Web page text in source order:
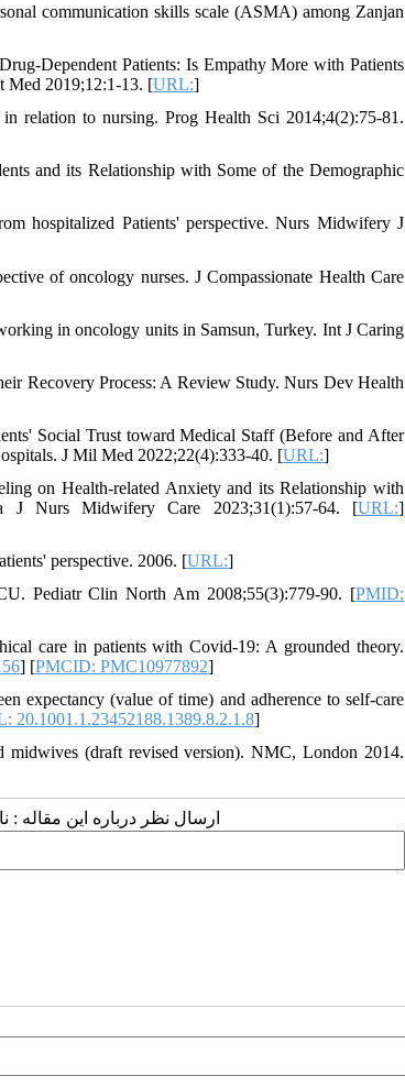
communication skills scale (ASMA) among Zanjan
Dependent Patients: Is Empathy More with Patients
Med 2019;12:1-13. [URL:]
relation to nursing. Prog Health Sci 2014;4(2):75-81.
and its Relationship with Some of the Demographic
hospitalized Patients' perspective. Nurs Midwifery J
of oncology nurses. J Compassionate Health Care
in oncology units in Samsun, Turkey. Int J Caring
Recovery Process: A Review Study. Nurs Dev Health
Social Trust toward Medical Staff (Before and After
J Mil Med 2022;22(4):333-40. [URL:]
on Health-related Anxiety and its Relationship with
J Nurs Midwifery Care 2023;31(1):57-64. [URL:]
perspective. 2006. [URL:]
Pediatr Clin North Am 2008;55(3):779-90. [PMID:
care in patients with Covid-19: A grounded theory.
] [PMCID: PMC10977892]
expectancy (value of time) and adherence to self-care
20.1001.1.23452188.1389.8.2.1.8]
midwives (draft revised version). NMC, London 2014.
ارسال نظر درباره این مقاله :